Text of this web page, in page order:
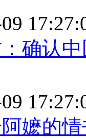
确认
嬷的